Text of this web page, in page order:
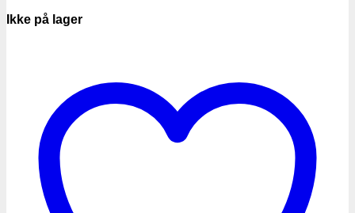
Ikke på lager